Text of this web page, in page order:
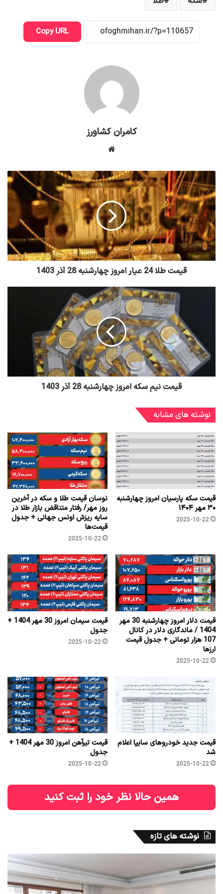
Copy URL
کامران کشاورز
قیمت طلا 24 عیار امروز چهارشنبه 28 آذر 1403
قیمت نیم سکه امروز چهار‌شنبه 28 آذر 1403
نوشته های مشابه
قیمت سکه پارسیان امروز چهارشنبه
۳۰ مهر ۱۴۰۴
2025-10-22
نوسان قیمت طلا و سکه در آخرین
روز مهر/ رفتار متناقض بازار طلا در
سایه ریزش اونس جهانی + جدول
قیمت‌ها
2025-10-22
قیمت دلار امروز چهارشنبه 30 مهر
1404 / ماندگاری دلار در کانال
107 هزار تومانی + جدول قیمت
ارزها
2025-10-22
قیمت سیمان امروز 30 مهر 1404 +
جدول
2025-10-22
قیمت جدید خودروهای سایپا اعلام
شد
2025-10-22
قیمت تیرآهن امروز 30 مهر 1404 +
جدول
2025-10-22
همین حالا نظر خود را ثبت کنید
نوشته های تازه